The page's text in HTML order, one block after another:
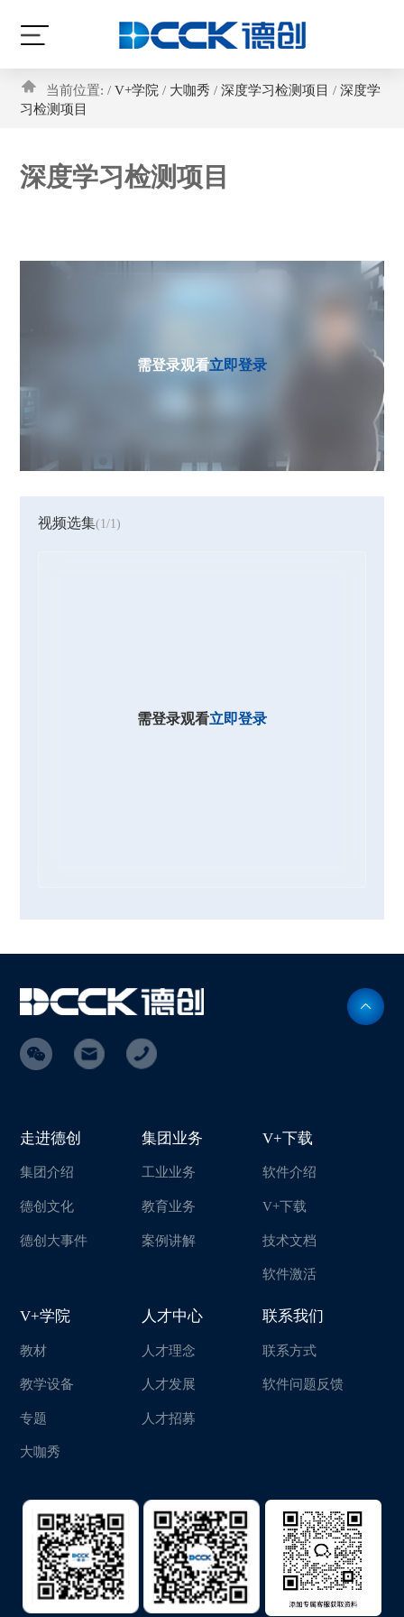
当前位置: /V+学院 / 大咖秀 /深度学习检测项目 /深度学
习检测项目
深度学习检测项目
需登录观看立即登录
视频选集(1/1)
需登录观看立即登录
走进德创
集团介绍
德创文化
德创大事件
集团业务
工业业务
教育业务
案例讲解
V+下载
软件介绍
V+下载
技术文档
软件激活
V+学院
教材
教学设备
专题
大咖秀
人才中心
人才理念
人才发展
人才招募
联系我们
联系方式
软件问题反馈